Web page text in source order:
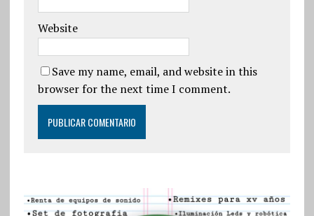
Website
Save my name, email, and website in this
browser for the next time I comment.